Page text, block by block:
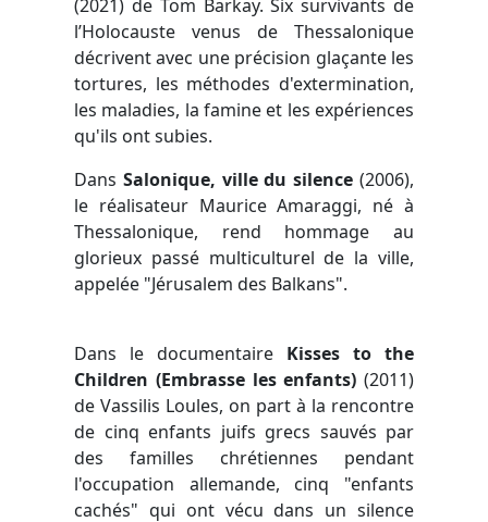
(2021) de Tom Barkay. Six survivants de
l’Holocauste venus de Thessalonique
décrivent avec une précision glaçante les
tortures, les méthodes d'extermination,
les maladies, la famine et les expériences
qu'ils ont subies.
Dans Salonique, ville du silence (2006),
le réalisateur Maurice Amaraggi, né à
Thessalonique, rend hommage au
glorieux passé multiculturel de la ville,
appelée "Jérusalem des Balkans".
Dans le documentaire Kisses to the
Children (Embrasse les enfants) (2011)
de Vassilis Loules, on part à la rencontre
de cinq enfants juifs grecs sauvés par
des familles chrétiennes pendant
l'occupation allemande, cinq "enfants
cachés" qui ont vécu dans un silence